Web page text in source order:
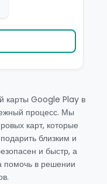
карты Google Play в
процесс. Мы
карт, которые
близким и
и быстр, а
помочь в решении